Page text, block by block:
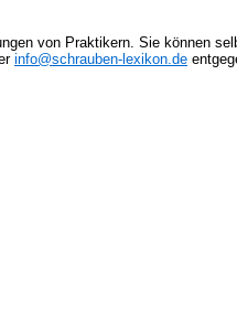
von Praktikern. Sie können
info@schrauben-lexikon.de